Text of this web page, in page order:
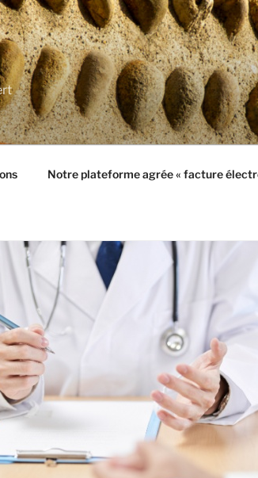
Notre plateforme agrée « facture